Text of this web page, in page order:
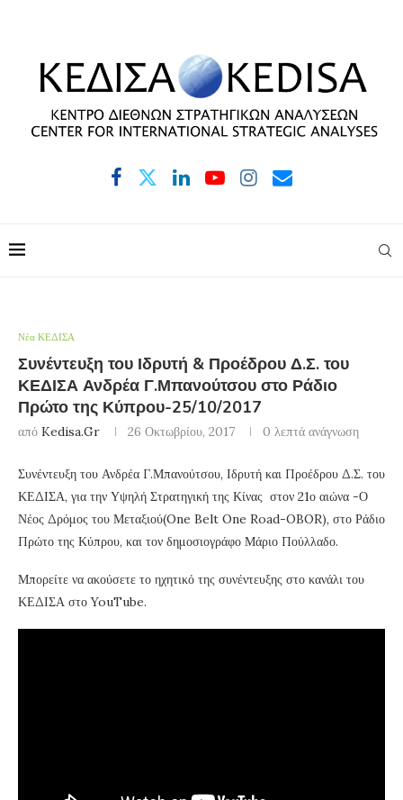
Νέα ΚΕΔΙΣΑ
Συνέντευξη του Ιδρυτή & Προέδρου Δ.Σ. του
ΚΕΔΙΣΑ Ανδρέα Γ.Μπανούτσου στο Ράδιο
Πρώτο της Κύπρου-25/10/2017
από Kedisa.gr 26 Οκτωβρίου, 2017 0 λεπτά ανάγνωση
Συνέντευξη του Ανδρέα Γ.Μπανούτσου, Ιδρυτή και Προέδρου Δ.Σ. του
ΚΕΔΙΣΑ, για την Υψηλή Στρατηγική της Κίνας στον 21ο αιώνα -Ο
Νέος Δρόμος του Μεταξιού(One Belt One Road-OBOR), στο Ράδιο
Πρώτο της Κύπρου, και τον δημοσιογράφο Μάριο Πούλλαδο.
Μπορείτε να ακούσετε το ηχητικό της συνέντευξης στο κανάλι του
ΚΕΔΙΣΑ στο YouTube.